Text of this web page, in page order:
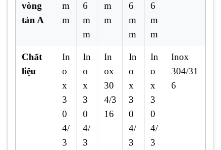
vòng
tản A
m
m
6
m
m
m
m
6
m
m
6
m
m
Chất
liệu
In
o
x
3
0
4/
3
In
o
x
3
0
4/
3
In
ox
30
4/3
16
In
o
x
3
0
4/
3
In
o
x
3
0
4/
3
Inox
304/31
6